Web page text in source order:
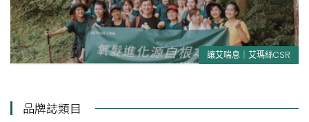
讓艾喘息｜艾瑪絲CSR
品牌誌類目